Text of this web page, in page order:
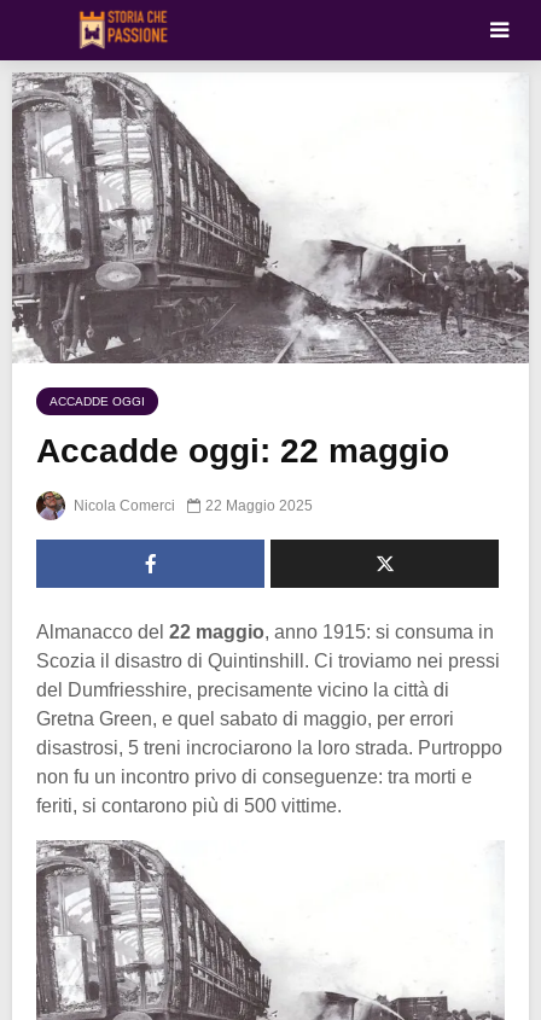
ACCADDE OGGI
Accadde oggi: 22 maggio
Nicola Comerci 22 Maggio 2025
Almanacco del 22 maggio, anno 1915: si consuma in
Scozia il disastro di Quintinshill. Ci troviamo nei pressi
del Dumfriesshire, precisamente vicino la città di
Gretna Green, e quel sabato di maggio, per errori
disastrosi, 5 treni incrociarono la loro strada. Purtroppo
non fu un incontro privo di conseguenze: tra morti e
feriti, si contarono più di 500 vittime.